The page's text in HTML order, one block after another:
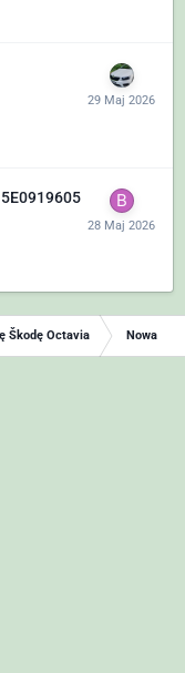
Škodę Octavia Nowa